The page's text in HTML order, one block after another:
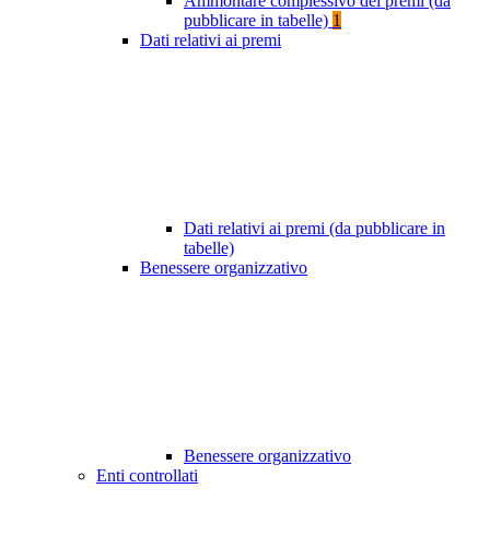
pubblicare in tabelle) 1
Dati relativi ai premi
Dati relativi ai premi (da pubblicare in
tabelle)
Benessere organizzativo
Benessere organizzativo
Enti controllati